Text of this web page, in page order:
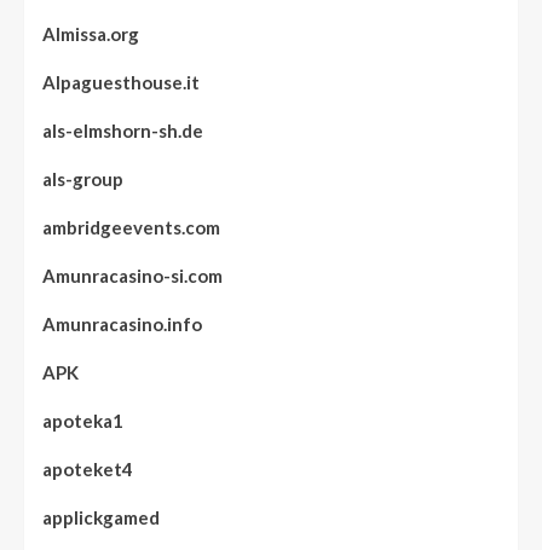
Almissa.org
Alpaguesthouse.it
als-elmshorn-sh.de
als-group
ambridgeevents.com
Amunracasino-si.com
Amunracasino.info
APK
apoteka1
apoteket4
applickgamed